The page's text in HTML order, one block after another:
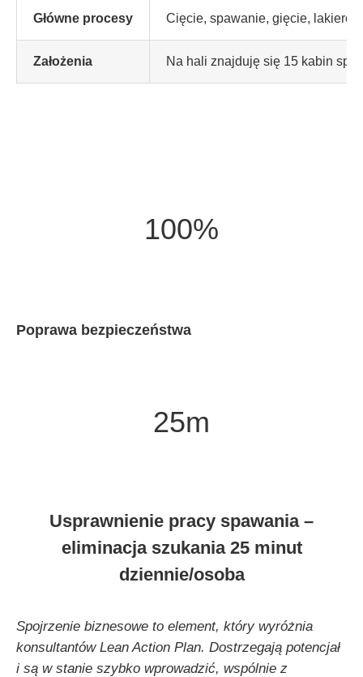
Główne procesy Cięcie, spawanie, gięcie,
Założenia Na hali znajduję się 15 kabin
100%
Poprawa bezpieczeństwa
25m
Usprawnienie pracy spawania –
eliminacja szukania 25 minut
dziennie/osoba
Spojrzenie biznesowe to element, który wyróżnia
konsultantów Lean Action Plan. Dostrzegają potencjał
i są w stanie szybko wprowadzić, wspólnie z